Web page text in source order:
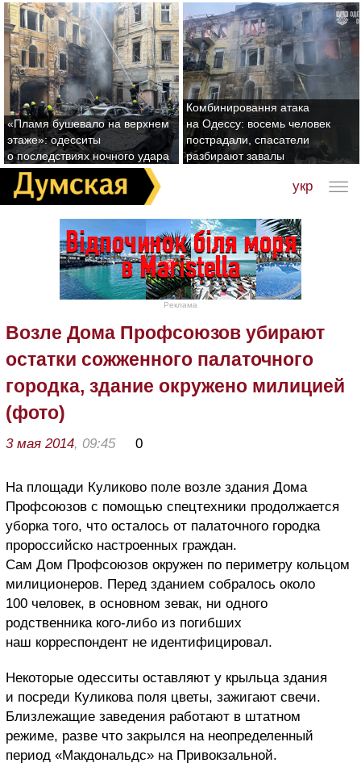
«Пламя бушевало на верхнем
этаже»: одесситы
о последствиях ночного удара
Комбинировання атака
на Одессу: восемь человек
пострадали, спасатели
разбирают завалы
укр
Реклама
Возле Дома Профсоюзов убирают
остатки сожженного палаточного
городка, здание окружено милицией
(фото)
3 мая 2014, 09:45 0
На площади Куликово поле возле здания Дома
Профсоюзов с помощью спецтехники продолжается
уборка того, что осталось от палаточного городка
пророссийско настроенных граждан.
Сам Дом Профсоюзов окружен по периметру кольцом
милиционеров. Перед зданием собралось около
100 человек, в основном зевак, ни одного
родственника кого-либо из погибших
наш корреспондент не идентифицировал.
Некоторые одесситы оставляют у крыльца здания
и посреди Куликова поля цветы, зажигают свечи.
Близлежащие заведения работают в штатном
режиме, разве что закрылся на неопределенный
период «Макдональдс» на Привокзальной.